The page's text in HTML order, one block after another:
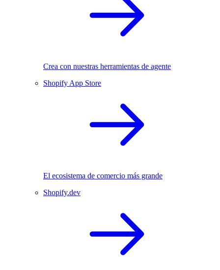
Crea con nuestras herramientas de agente
Shopify App Store
El ecosistema de comercio más grande
Shopify.dev